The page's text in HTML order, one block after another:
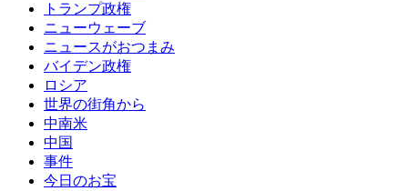
トランプ政権
ニューウェーブ
ニュースがおつまみ
バイデン政権
ロシア
世界の街角から
中南米
中国
事件
今日のお宝